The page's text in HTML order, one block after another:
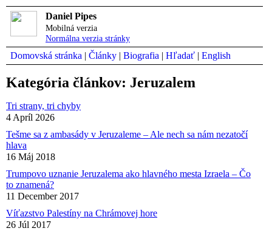
Daniel Pipes
Mobilná verzia
Normálna verzia stránky
Domovská stránka | Články | Biografia | Hľadať | English
Kategória článkov: Jeruzalem
Tri strany, tri chyby
4 Apríl 2026
Tešme sa z ambasády v Jeruzaleme – Ale nech sa nám nezatočí
hlava
16 Máj 2018
Trumpovo uznanie Jeruzalema ako hlavného mesta Izraela – Čo
to znamená?
11 December 2017
Víťazstvo Palestíny na Chrámovej hore
26 Júl 2017